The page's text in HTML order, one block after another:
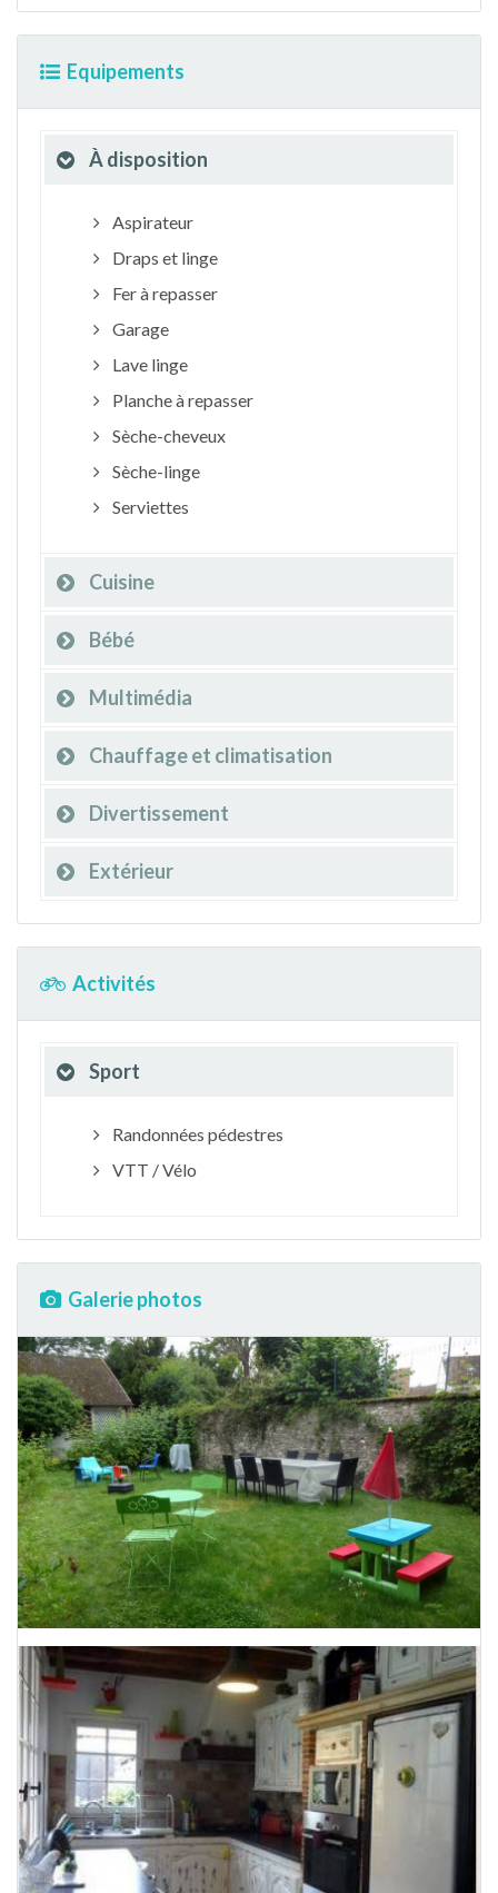
Equipements
À disposition
Aspirateur
Draps et linge
Fer à repasser
Garage
Lave linge
Planche à repasser
Sèche-cheveux
Sèche-linge
Serviettes
Cuisine
Bébé
Multimédia
Chauffage et climatisation
Divertissement
Extérieur
Activités
Sport
Randonnées pédestres
VTT / Vélo
Galerie photos